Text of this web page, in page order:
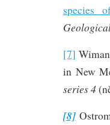
species
[7]
in New
series 4
[8]